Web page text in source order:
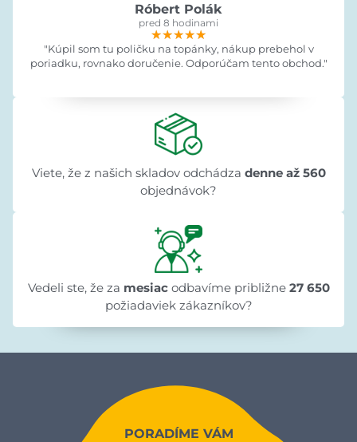
Róbert Polák
pred 8 hodinami
★★★★★
★★★★★
★★★★★
"Kúpil som tu poličku na topánky, nákup prebehol v
poriadku, rovnako doručenie. Odporúčam tento obchod."
Viete, že z našich skladov odchádza denne až 560
objednávok?
Vedeli ste, že za mesiac odbavíme približne27 650
požiadaviek zákazníkov?
PORADÍME VÁM